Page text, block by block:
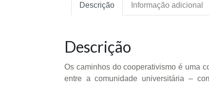
Descrição Informação adicional
Descrição
Os caminhos do cooperativismo é uma
entre a comunidade universitária –